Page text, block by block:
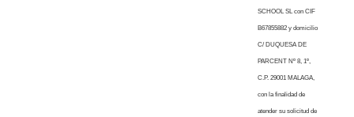
SCHOOL SL con CIF
B67855882 y domicilio
C/ DUQUESA DE
PARCENT Nº 8, 1º,
C.P. 29001 MALAGA,
con la finalidad de
atender su solicitud de